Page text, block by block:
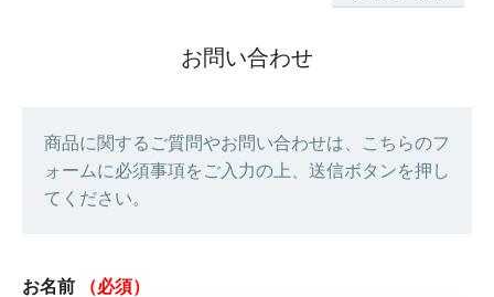
お問い合わせ
商品に関するご質問やお問い合わせは、こちらのフ
ォームに必須事項をご入力の上、送信ボタンを押し
てください。
お名前 （必須）